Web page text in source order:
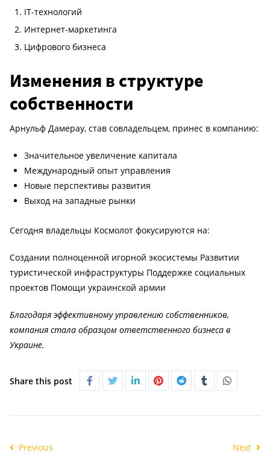
IT-технологий
Интернет-маркетинга
Цифрового бизнеса
Изменения в структуре
собственности
Арнульф Дамерау, став совладельцем, принес в компанию:
Значительное увеличение капитала
Международный опыт управления
Новые перспективы развития
Выход на западные рынки
Сегодня владельцы Космолот фокусируются на:
Создании полноценной игорной экосистемы Развитии
туристической инфраструктуры Поддержке социальных
проектов Помощи украинской армии
Благодаря эффективному управлению собственников,
компания стала образцом ответственного бизнеса в
Украине.
Share this post
Previous Next